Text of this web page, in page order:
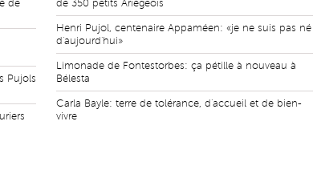
de
Pujols
de 350 petits Ariégeois
Henri Pujol, centenaire Appaméen: «je ne suis pas né
d'aujourd'hui»
Limonade de Fontestorbes: ça pétille à nouveau à
Bélesta
Carla Bayle: terre de tolérance, d'accueil et de bien-
vivre